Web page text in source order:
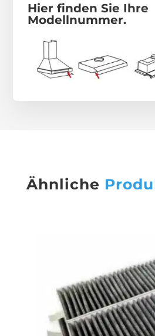
Hier finden Sie Ihre
Modellnummer.
Ähnliche